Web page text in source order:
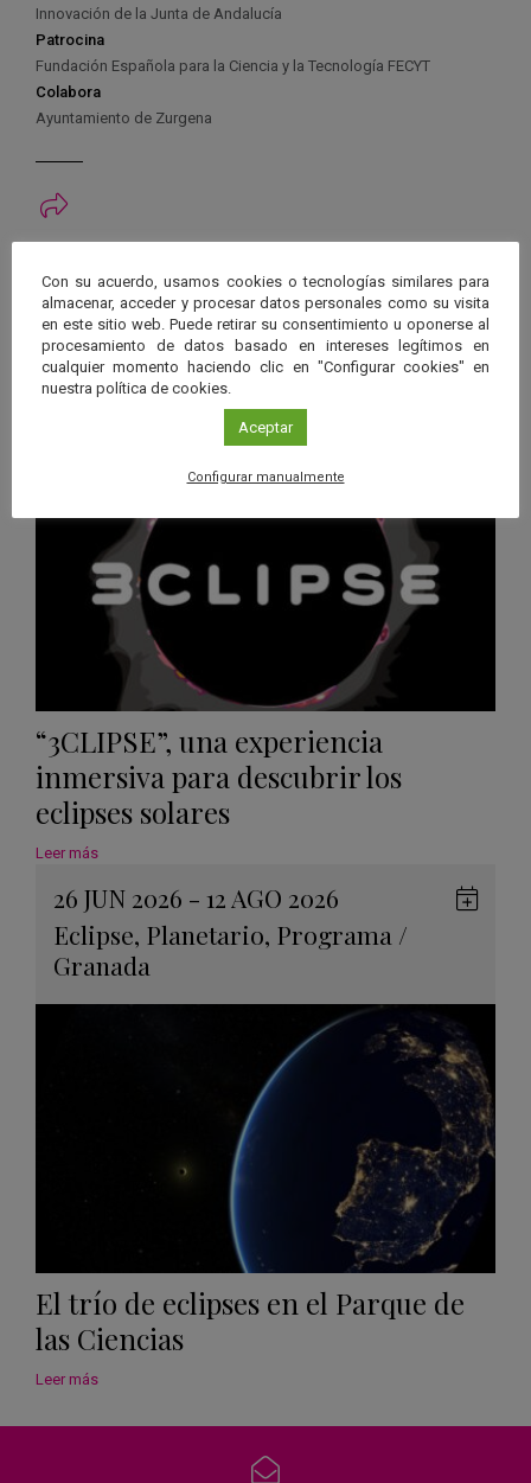
Innovación de la Junta de Andalucía
Patrocina
Fundación Española para la Ciencia y la Tecnología FECYT
Colabora
Ayuntamiento de Zurgena
26 JUN 2026 - 26 ENE 2028
Eclipse,Planetario/ Gérgal,Granada ,
Málaga,Sevilla
“3CLIPSE”, una experiencia
inmersiva para descubrir los
eclipses solares
Leer más
26 JUN 2026 - 12 AGO 2026
Eclipse, Planetario, Programa /
Granada
El trío de eclipses en el Parque de
las Ciencias
Leer más
Con su acuerdo, usamos cookies o tecnologías similares para
almacenar, acceder y procesar datos personales como su visita
en este sitio web. Puede retirar su consentimiento u oponerse al
procesamiento de datos basado en intereses legítimos en
cualquier momento haciendo clic en "Configurar cookies" en
nuestra política de cookies.
Aceptar
Configurar manualmente